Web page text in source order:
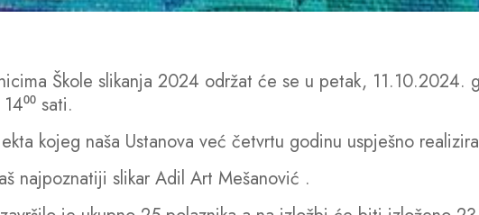
Škole slikanja 2024 održat će se u petak, 11.10.2024.
sati.
kojeg naša Ustanova već četvrtu godinu uspješno
najpoznatiji slikar Adil Art Mešanović .